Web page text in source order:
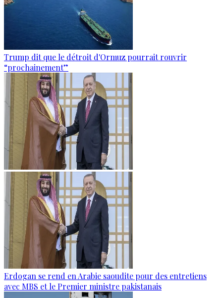
Trump dit que le détroit d'Ormuz pourrait rouvrir
“prochainement”
Erdogan se rend en Arabie saoudite pour des entretiens
avec MBS et le Premier ministre pakistanais